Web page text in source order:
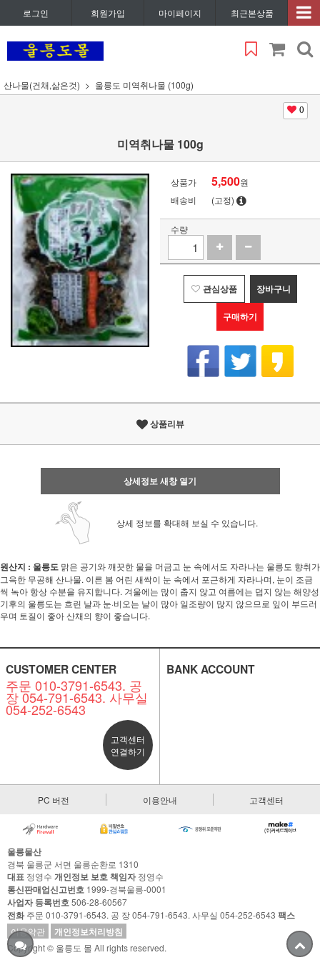
로그인 회원가입 마이페이지 최근본상품
산나물(건채,삶은것) 울릉도 미역취나물 (100g)
0
미역취나물 100g
상품가 5,500원
배송비
(고정)
수량
관심상품 장바구니
구매하기
상품리뷰
상세정보 새창 열기
상세 정보를 확대해 보실 수 있습니다.
원산지 : 울릉도 맑은 공기와 깨끗한 물을 머금고 눈 속에서도 자라나는 울릉도 향취가
그윽한 무공해 산나물. 이른 봄 어린 새싹이 눈 속에서 포근하게 자라나며, 눈이 조금
씩 녹아 항상 수분을 유지합니다. 겨울에는 많이 춥지 않고 여름에는 덥지 않는 해양성
기후의 울릉도는 흐린 날과 눈·비오는 날이 많아 일조량이 많지 않으므로 잎이 부드러
우며 토질이 좋아 산채의 향이 좋습니다.
CUSTOMER CENTER
주문 010-3791-6543. 공
장 054-791-6543. 사무실
054-252-6543
고객센터
연결하기
BANK ACCOUNT
PC 버전 이용안내 고객센터
울릉물산
경북 울릉군 서면 울릉순환로 1310
대표 정영수 개인정보 보호 책임자정영수
통신판매업신고번호 1999-경북울릉-0001
사업자 등록번호506-28-60567
전화주문 010-3791-6543. 공 장 054-791-6543. 사무실 054-252-6543 팩스
이용약관 개인정보처리방침
Copyright © 울릉도 몰 All rights reserved.